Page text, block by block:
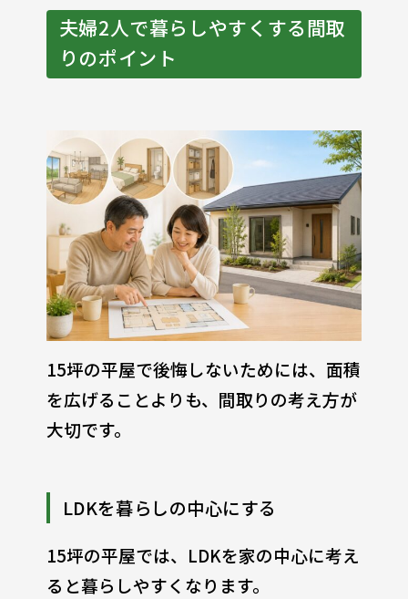
夫婦2人で暮らしやすくする間取
りのポイント
15坪の平屋で後悔しないためには、面積
を広げることよりも、間取りの考え方が
大切です。
LDKを暮らしの中心にする
15坪の平屋では、LDKを家の中心に考え
ると暮らしやすくなります。